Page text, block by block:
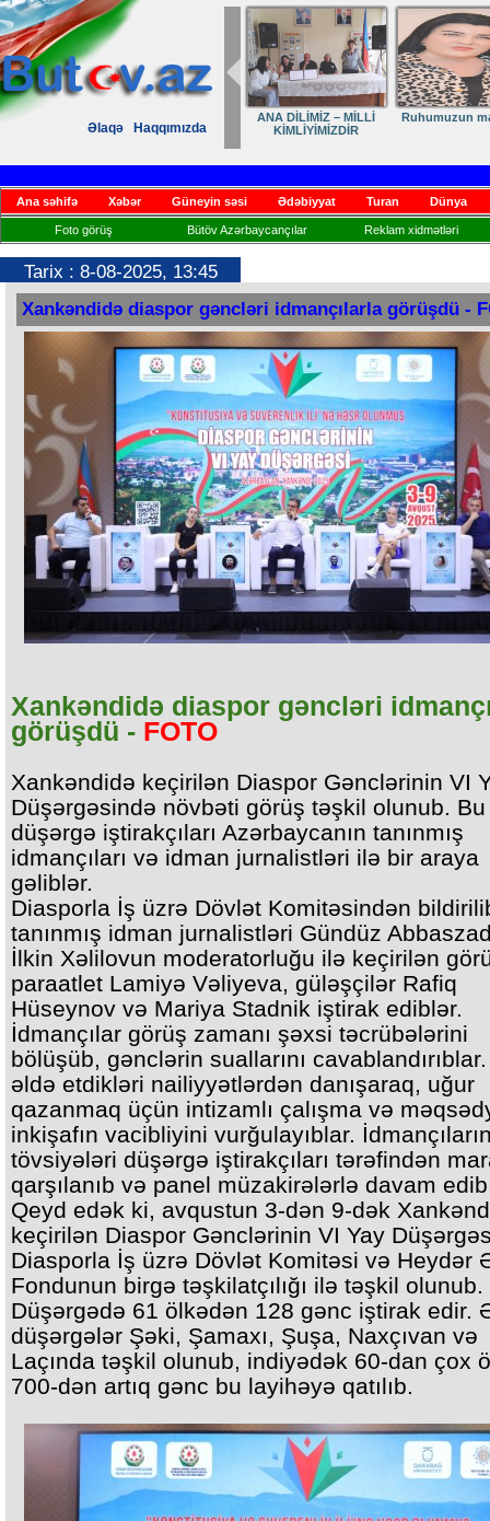
Əlaqə Haqqımızda
Elmanın öz dünyası
Dövlət
Ana səhifə Xəbər Güneyin səsi Ədəbiyyat Turan Dünya
Foto görüş Bütöv Azərbaycançılar Reklam xidmətləri
Tarix : 8-08-2025, 13:45
Xankəndidə diaspor gəncləri idmançılarla görüşdü -
Xankəndidə diaspor gəncləri
görüşdü - FOTO
Xankəndidə keçirilən Diaspor Gənclərinin VI
Düşərgəsində növbəti görüş təşkil olunub.
düşərgə iştirakçıları Azərbaycanın tanınmış
idmançıları və idman jurnalistləri ilə bir araya
gəliblər.
Diasporla İş üzrə Dövlət Komitəsindən
tanınmış idman jurnalistləri Gündüz
İlkin Xəlilovun moderatorluğu ilə keçirilən
paraatlet Lamiyə Vəliyeva, güləşçilər Rafiq
Hüseynov və Mariya Stadnik iştirak ediblər.
İdmançılar görüş zamanı şəxsi təcrübələrini
bölüşüb, gənclərin suallarını
əldə etdikləri nailiyyətlərdən danışaraq, uğur
qazanmaq üçün intizamlı çalışma və
inkişafın vacibliyini vurğulayıblar.
tövsiyələri düşərgə iştirakçıları tərəfindən
qarşılanıb və panel müzakirələrlə davam
Qeyd edək ki, avqustun 3-dən 9-dək
keçirilən Diaspor Gənclərinin VI Yay
Diasporla İş üzrə Dövlət Komitəsi və Heydər
Fondunun birgə təşkilatçılığı ilə təşkil olunub.
Düşərgədə 61 ölkədən 128 gənc iştirak edir.
düşərgələr Şəki, Şamaxı, Şuşa, Naxçıvan və
Laçında təşkil olunub, indiyədək 60-dan çox
700-dən artıq gənc bu layihəyə qatılıb.